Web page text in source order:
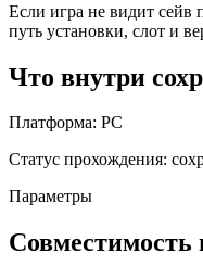
Если игра не видит сейв
путь установки, слот и
Что внутри
Платформа: PC
Статус прохождения:
Параметры
Совместимость